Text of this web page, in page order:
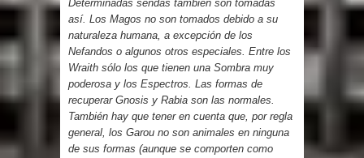
Determinadas sendas también son tomadas
así. Los Magos no son tomados debido a su
naturaleza humana, a excepción de los
Nefandos o algunos otros especiales. Entre los
Wraith sólo los que tienen una Sombra muy
poderosa y los Espectros. Las formas de
recuperar Gnosis y Rabia son las normales.
También hay que tener en cuenta que, por regla
general, los Garou no son animales en ninguna
de sus formas (aunque se comporten como